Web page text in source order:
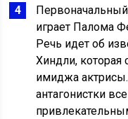
играет Палома
Речь идет об
Хиндли, которая
имиджа
антагонистки